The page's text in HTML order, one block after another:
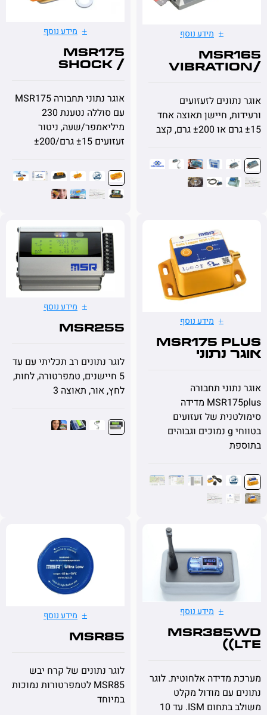
מידע נוסף
לזעזועים
חיישן תאוצה אחד
מידע נוסף
MSR175
shock /
אוגר נתוני תחבורה MSR175
עם סוללה נטענת 230
מיליאמפר/שעה, ניטור
זעזועים ±15 גרם/±200
מידע נוסף
MSR175
נתוני
תחבורה
MSR175plus מדידה
של זעזועים
בטווחי g נמוכים וגבוהים
מידע נוסף
MSR255
לוגר נתונים רב תכליתי עם עד
5 חיישנים, טמפרטורה, לחות,
לחץ, אור, תאוצה 3
מידע נוסף
אלחוטית. לוגר
עם מודול מקלט
משולב בתחום ISM. עד 10
מידע נוסף
MSR85
לוגר נתונים של קרח יבש
MSR85 לטמפרטורות נמוכות